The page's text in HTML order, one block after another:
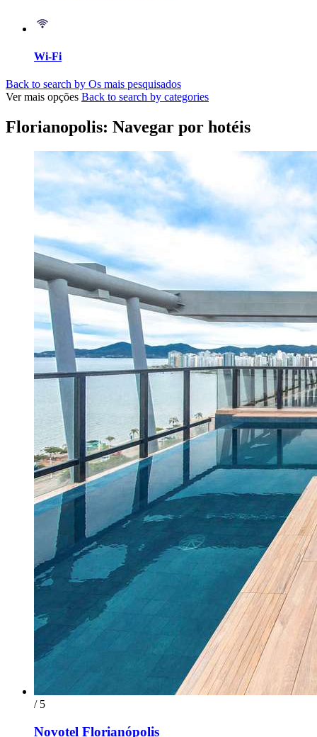
Wi-Fi
Back to search by Os mais pesquisados
Ver mais opções Back to search by categories
Florianopolis: Navegar por hotéis
/ 5
Novotel Florianópolis